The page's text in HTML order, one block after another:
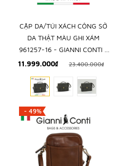
CẶP DA/TÚI XÁCH CÔNG SỞ
DA THẬT MÀU GHI XÁM
961257-16 - GIANNI CONTI -
SẢN XUẤT THỦ CÔNG TẠI
11.999.000₫ 23.400.000₫
- 49%